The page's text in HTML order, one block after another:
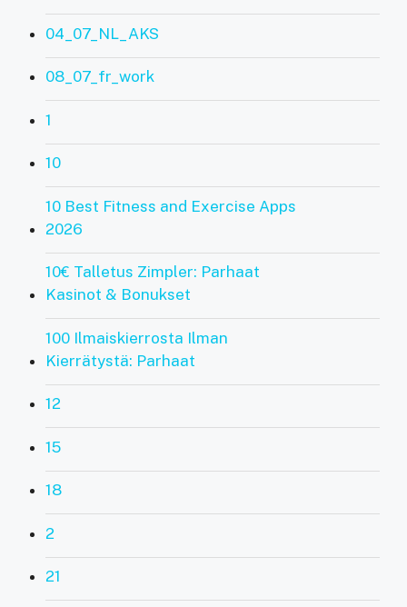
04_07_NL_AKS
08_07_fr_work
1
10
10 Best Fitness and Exercise Apps
2026
10€ Talletus Zimpler: Parhaat
Kasinot & Bonukset
100 Ilmaiskierrosta Ilman
Kierrätystä: Parhaat
12
15
18
2
21